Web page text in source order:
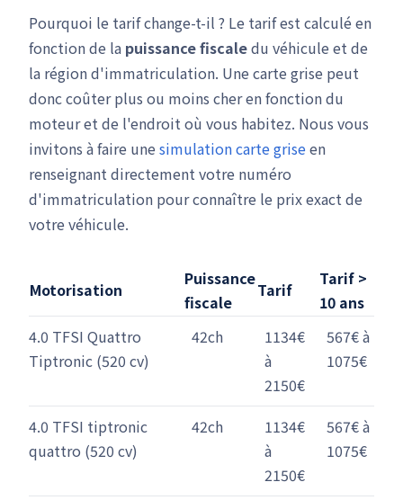
Pourquoi le tarif change-t-il ? Le tarif est calculé en
fonction de la puissance fiscaledu véhicule et de
la région d'immatriculation. Une carte grise peut
donc coûter plus ou moins cher en fonction du
moteur et de l'endroit où vous habitez. Nous vous
invitons à faire une simulation carte griseen
renseignant directement votre numéro
d'immatriculation pour connaître le prix exact de
votre véhicule.
Motorisation
Puissance
fiscale
Tarif
Tarif >
10 ans
4.0 TFSI Quattro
Tiptronic (520 cv)
42ch
1134€
à
2150€
567€ à
1075€
4.0 TFSI tiptronic
quattro (520 cv)
42ch
1134€
à
2150€
567€ à
1075€